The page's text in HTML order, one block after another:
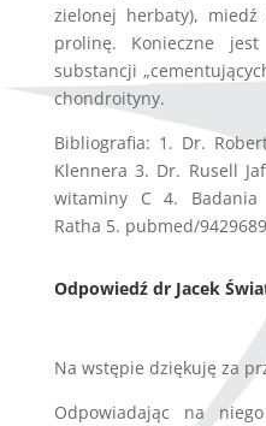
zielonej herbaty),
prolinę. Konieczne
substancji
chondroityny.
Bibliografia: 1. Dr.
Klennera 3. Dr. Rusell
witaminy C 4.
Ratha 5. pubmed/
Odpowiedź dr Jacek
Na wstępie dziękuję za
Odpowiadając na